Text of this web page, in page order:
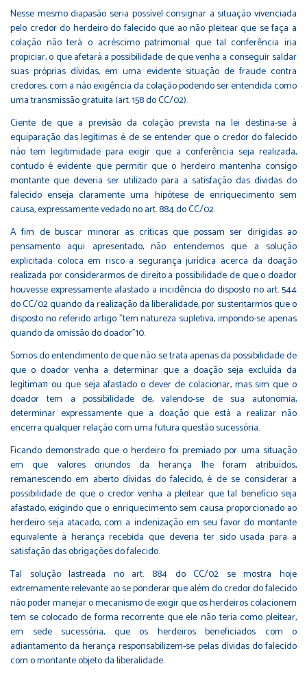
Nesse mesmo diapasão seria possível consignar a situação vivenciada
pelo credor do herdeiro do falecido que ao não pleitear que se faça a
colação não terá o acréscimo patrimonial que tal conferência iria
propiciar, o que afetará a possibilidade de que venha a conseguir saldar
suas próprias dívidas, em uma evidente situação de fraude contra
credores, com a não exigência da colação podendo ser entendida como
uma transmissão gratuita (art. 158 do CC/02).
Ciente de que a previsão da colação prevista na lei destina-se à
equiparação das legítimas é de se entender que o credor do falecido
não tem legitimidade para exigir que a conferência seja realizada,
contudo é evidente que permitir que o herdeiro mantenha consigo
montante que deveria ser utilizado para a satisfação das dívidas do
falecido enseja claramente uma hipótese de enriquecimento sem
causa, expressamente vedado no art. 884 do CC/02.
A fim de buscar minorar as críticas que possam ser dirigidas ao
pensamento aqui apresentado, não entendemos que a solução
explicitada coloca em risco a segurança jurídica acerca da doação
realizada por considerarmos de direito a possibilidade de que o doador
houvesse expressamente afastado a incidência do disposto no art. 544
do CC/02 quando da realização da liberalidade, por sustentarmos que o
disposto no referido artigo "tem natureza supletiva, impondo-se apenas
quando da omissão do doador"10.
Somos do entendimento de que não se trata apenas da possibilidade de
que o doador venha a determinar que a doação seja excluída da
legítima11 ou que seja afastado o dever de colacionar, mas sim que o
doador tem a possibilidade de, valendo-se de sua autonomia,
determinar expressamente que a doação que está a realizar não
encerra qualquer relação com uma futura questão sucessória.
Ficando demonstrado que o herdeiro foi premiado por uma situação
em que valores oriundos da herança lhe foram atribuídos,
remanescendo em aberto dívidas do falecido, é de se considerar a
possibilidade de que o credor venha a pleitear que tal benefício seja
afastado, exigindo que o enriquecimento sem causa proporcionado ao
herdeiro seja atacado, com a indenização em seu favor do montante
equivalente à herança recebida que deveria ter sido usada para a
satisfação das obrigações do falecido.
Tal solução lastreada no art. 884 do CC/02 se mostra hoje
extremamente relevante ao se ponderar que além do credor do falecido
não poder manejar o mecanismo de exigir que os herdeiros colacionem
tem se colocado de forma recorrente que ele não teria como pleitear,
em sede sucessória, que os herdeiros beneficiados com o
adiantamento da herança responsabilizem-se pelas dívidas do falecido
com o montante objeto da liberalidade.